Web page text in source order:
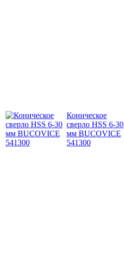
Коническое
сверло HSS 6-30
мм BUCOVICE
541300